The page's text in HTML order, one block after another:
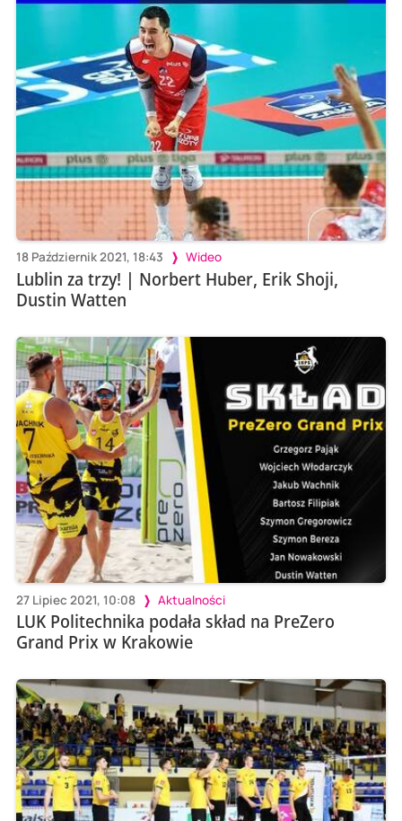
18 Październik 2021, 18:43 Wideo
Lublin za trzy! | Norbert Huber, Erik Shoji,
Dustin Watten
27 Lipiec 2021, 10:08 Aktualności
LUK Politechnika podała skład na PreZero
Grand Prix w Krakowie